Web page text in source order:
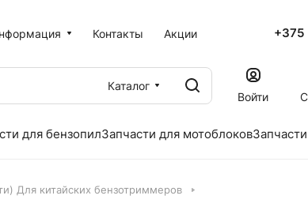
Контакты Акции +375
Каталог
Войти
для бензопилЗапчасти для мотоблоков
Для китайских бензотриммеров